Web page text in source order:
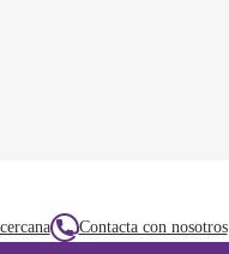
Contacta con nosotros